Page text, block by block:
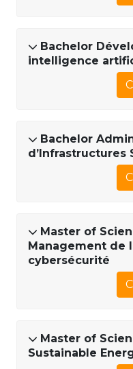
Bachelor
intelligence
Bachelor
d’Infrastructures
Master of
Management de
cybersécurité
Master of
Sustainable